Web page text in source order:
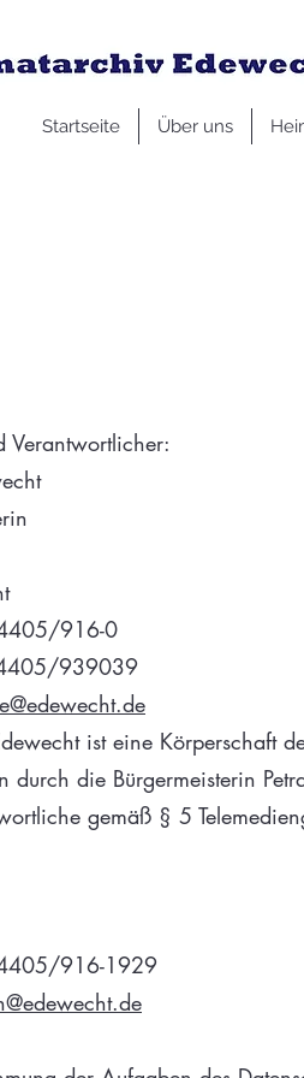
Startseite Über uns
Verantwortlicher:
916-0
939039
ist eine Körperschaft
durch die Bürgermeisterin
gemäß § 5
916-1929